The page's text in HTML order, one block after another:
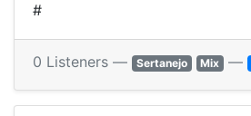
#
0 Listeners — Sertanejo Mix —